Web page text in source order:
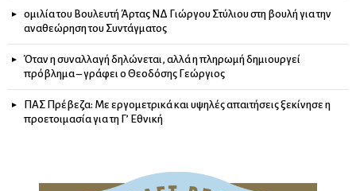
ομιλία του Βουλευτή Άρτας ΝΔ Γιώργου Στύλιου στη βουλή για την
αναθεώρηση του Συντάγματος
Όταν η συναλλαγή δηλώνεται, αλλά η πληρωμή δημιουργεί
πρόβλημα – γράφει ο Θεοδόσης Γεώργιος
ΠΑΣ Πρέβεζα: Με εργομετρικά και υψηλές απαιτήσεις ξεκίνησε η
προετοιμασία για τη Γ’ Εθνική